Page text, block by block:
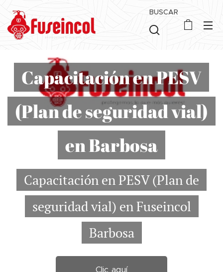
BUSCAR
Capacitación en PESV
(Plan de seguridad vial)
en Barbosa
Capacitación en PESV (Plan de
seguridad vial) en Fuseincol
Barbosa
Clic aquí